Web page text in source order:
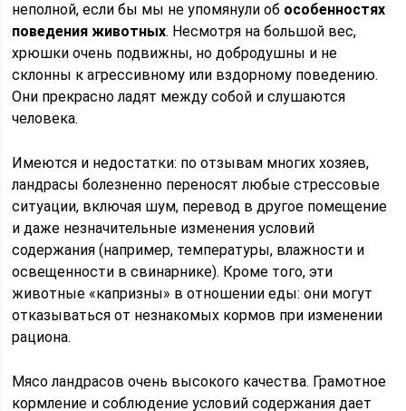
неполной, если бы мы не упомянули об особенностях
поведения животных. Несмотря на большой вес,
хрюшки очень подвижны, но добродушны и не
склонны к агрессивному или вздорному поведению.
Они прекрасно ладят между собой и слушаются
человека.
Имеются и недостатки: по отзывам многих хозяев,
ландрасы болезненно переносят любые стрессовые
ситуации, включая шум, перевод в другое помещение
и даже незначительные изменения условий
содержания (например, температуры, влажности и
освещенности в свинарнике). Кроме того, эти
животные «капризны» в отношении еды: они могут
отказываться от незнакомых кормов при изменении
рациона.
Мясо ландрасов очень высокого качества. Грамотное
кормление и соблюдение условий содержания дает